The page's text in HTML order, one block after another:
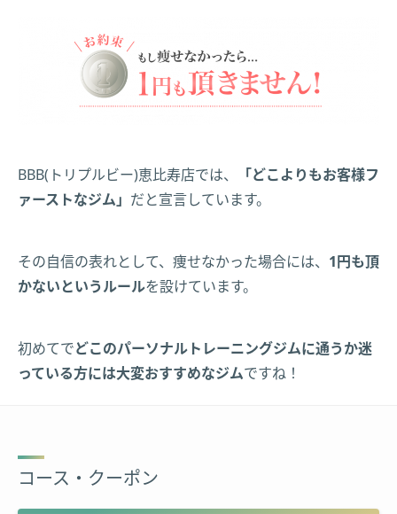
BBB(トリプルビー)恵比寿店では、
「どこよりもお客様フ
ァーストなジム」 だと宣言しています。
その自信の表れとして、痩せなかった場合には、 1円も頂
かないというルールを設けています。
初めてでどこのパーソナルトレーニングジムに通うか迷
っている方には大変おすすめなジムですね！
コース・クーポン